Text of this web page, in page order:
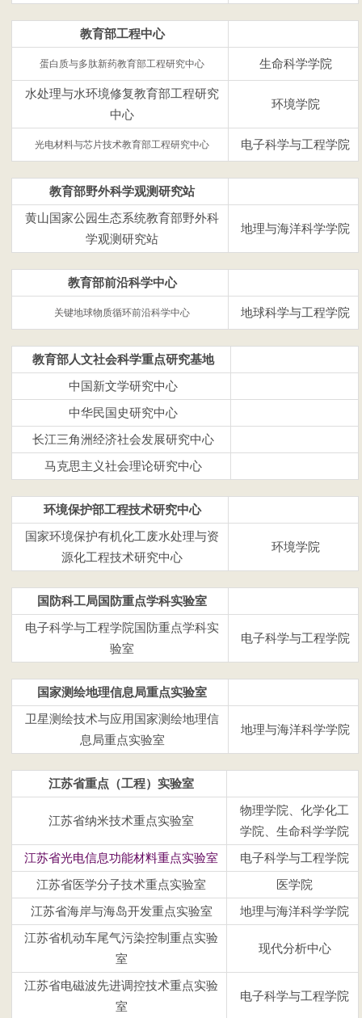
教育部工程中心
蛋白质与多肽新药教育部工程研究中心 生命科学学院
水处理与水环境修复教育部工程研究
中心
环境学院
光电材料与芯片技术教育部工程研究中心 电子科学与工程学院
教育部野外科学观测研究站
黄山国家公园生态系统教育部野外科
学观测研究站
地理与海洋科学学院
教育部前沿科学中心
关键地球物质循环前沿科学中心 地球科学与工程学院
教育部人文社会科学重点研究基地
中国新文学研究中心
中华民国史研究中心
长江三角洲经济社会发展研究中心
马克思主义社会理论研究中心
环境保护部工程技术研究中心
国家环境保护有机化工废水处理与资
源化工程技术研究中心
环境学院
国防科工局国防重点学科实验室
电子科学与工程学院 国防重点学科实
验室
电子科学与工程学院
国家测绘地理信息局重点实验室
卫星测绘技术与应用国家测绘地理信
息局重点实验室
地理与海洋科学学院
江苏省重点（工程）实验室
江苏省纳米技术重点实验室
物理学院、化学化工
学院、生命科学学院
江苏省光电信息功能材料重点实验室 电子科学与工程学院
江苏省医学分子技术重点实验室 医学院
江苏省海岸与海岛开发重点实验室 地理与海洋科学学院
江苏省机动车尾气污染控制重点实验
室
现代分析中心
江苏省电磁波先进调控技术重点实验
室
电子科学与工程学院